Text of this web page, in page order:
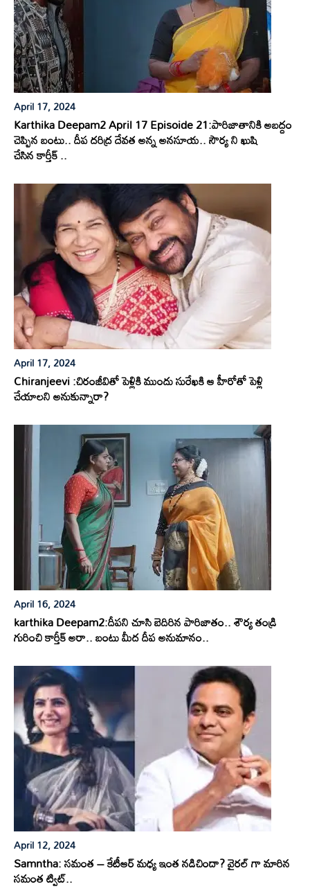
April 17, 2024
Karthika Deepam2 April 17 Episoide 21:పారిజాతానికి అబద్దం
చెప్పిన బంటు.. దీప దరిద్ర దేవత అన్న అనసూయ.. సౌర్య ని ఖుషి
చేసిన కార్తీక్ ..
April 17, 2024
Chiranjeevi :చిరంజీవితో పెళ్లికి ముందు సురేఖకి ఆ హీరోతో పెళ్లి
చేయాలని అనుకున్నారా?
April 16, 2024
karthika Deepam2:దీపని చూసి బెదిరిన పారిజాతం.. శౌర్య తండ్రి
గురించి కార్తీక్ అరా.. బంటు మీద దీప అనుమానం..
April 12, 2024
Samntha: సమంత – కేటీఆర్ మధ్య ఇంత నడిచిందా? వైరల్ గా మారిన
సమంత ట్విట్..